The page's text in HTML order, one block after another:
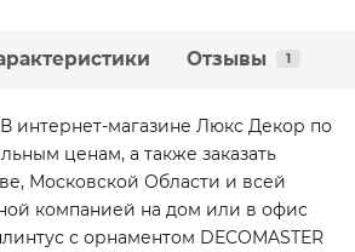
Отзывы 1
интернет-магазине Люкс Декор по
ценам, а также заказать
Московской Области и всей
компанией на дом или в офис
с орнаментом DECOMASTER